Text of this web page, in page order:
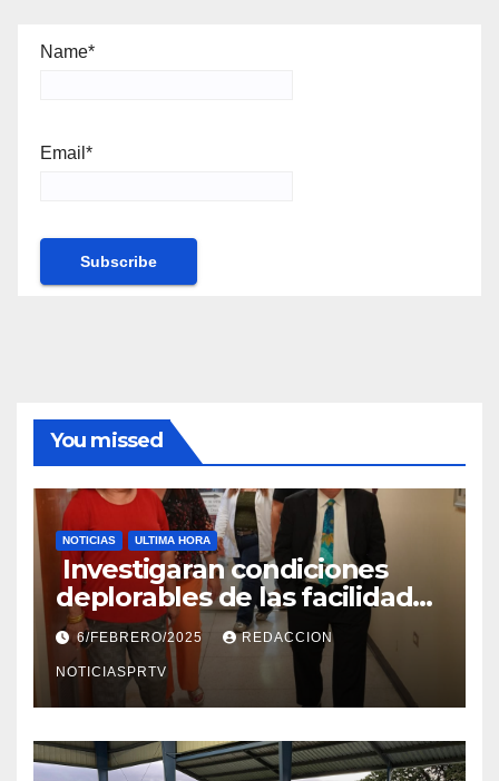
Name*
Email*
You missed
NOTICIAS ULTIMA HORA
Investigaran condiciones
deplorables de las facilidades
el Departamento de la Salud
en Mayagüez
6/FEBRERO/2025 REDACCION
NOTICIASPRTV